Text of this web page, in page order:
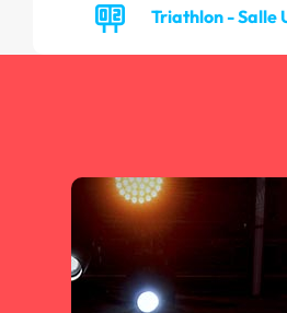
Triathlon - Salle